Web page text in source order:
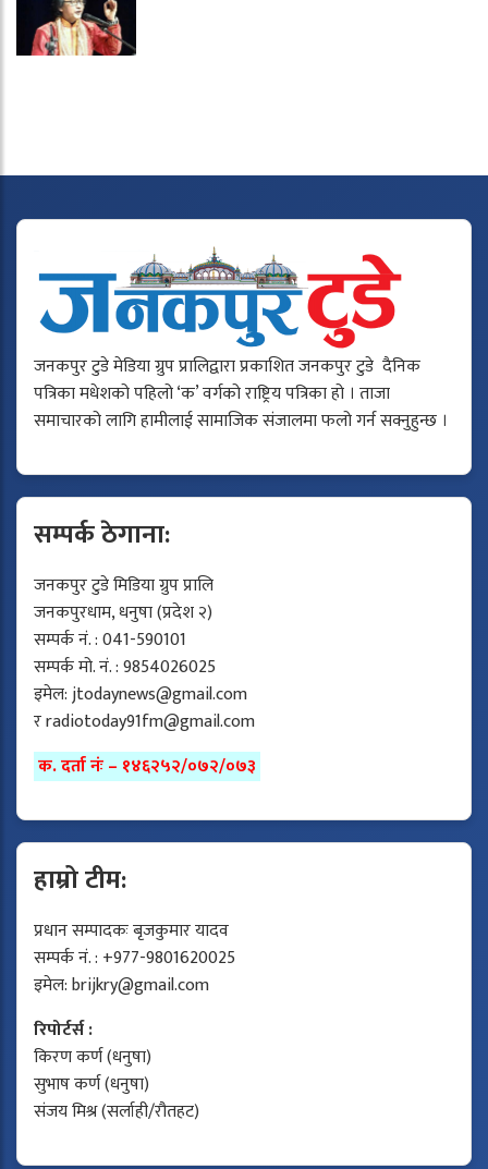
जनकपुर टुडे मेडिया ग्रुप प्रालिद्वारा प्रकाशित जनकपुर टुडे दैनिक
पत्रिका मधेशको पहिलो ‘क’ वर्गको राष्ट्रिय पत्रिका हो । ताजा
समाचारको लागि हामीलाई सामाजिक संजालमा फलो गर्न सक्नुहुन्छ ।
सम्पर्क ठेगाना:
जनकपुर टुडे मिडिया ग्रुप प्रालि
जनकपुरधाम, धनुषा (प्रदेश २)
सम्पर्क नं. : 041-590101
सम्पर्क मो. नं. : 9854026025
इमेल:jtodaynews@gmail.com
रradiotoday91fm@gmail.com
क. दर्ता नंः – १४६२५२/०७२/०७३
हाम्रो टीम:
प्रधान सम्पादकः बृजकुमार यादव
सम्पर्क नं. : +977-9801620025
इमेल:brijkry@gmail.com
रिपोर्टर्स :
किरण कर्ण (धनुषा)
सुभाष कर्ण (धनुषा)
संजय मिश्र (सर्लाही/रौतहट)